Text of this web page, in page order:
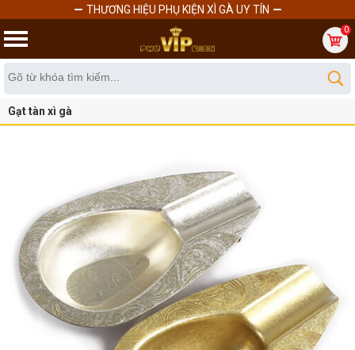
0
Gạt tàn xì gà
THƯƠNG HIỆU PHỤ KIỆN XÌ GÀ UY TÍN